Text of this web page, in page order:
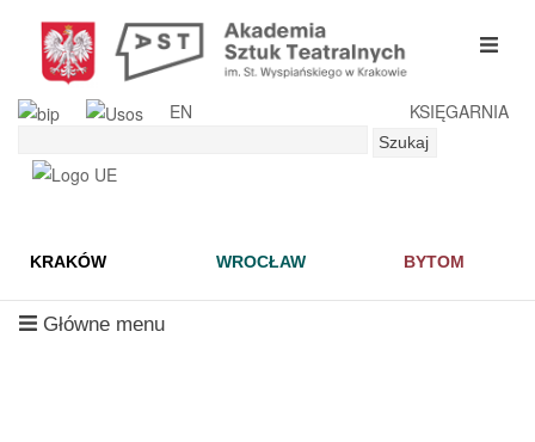
EN
KSIĘGARNIA
Szukaj
KRAKÓW WROCŁAW BYTOM
mobilne
Główne menu